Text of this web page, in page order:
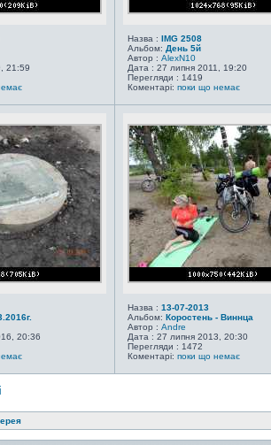
21:59
Назва : IMG 2508
Альбом: День 5й
Автор : AlexN10
Дата : 27 липня 2011, 19:20
Перегляди : 1419
Коментарі: поки що немає
20:36
Назва : 13-07-2013
Альбом: Коростень - Виннца
Автор : Andre
Дата : 27 липня 2013, 20:30
Перегляди : 1472
Коментарі: поки що немає